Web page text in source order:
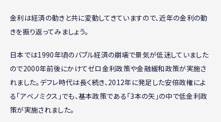
金利は経済の動きと共に変動してきていますので、近年の金利の動
きを振り返ってみましょう。
日本では1990年頃のバブル経済の崩壊で景気が低迷していました
ので2000年前後にかけてゼロ金利政策や金融緩和政策が実施さ
れました。デフレ時代は長く続き、2012年に発足した安倍政権によ
る「アベノミクス」でも、基本政策である「3本の矢」の中で低金利政
策が実施されました。